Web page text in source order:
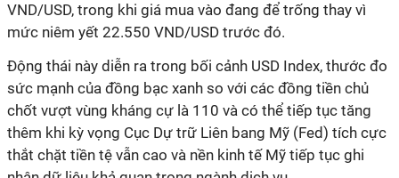
VND/USD, trong khi giá mua vào đang để trống thay vì
mức niêm yết 22.550 VND/USD trước đó.
Động thái này diễn ra trong bối cảnh USD Index, thước đo
sức mạnh của đồng bạc xanh so với các đồng tiền chủ
chốt vượt vùng kháng cự là 110 và có thể tiếp tục tăng
thêm khi kỳ vọng Cục Dự trữ Liên bang Mỹ (Fed) tích cực
thắt chặt tiền tệ vẫn cao và nền kinh tế Mỹ tiếp tục ghi